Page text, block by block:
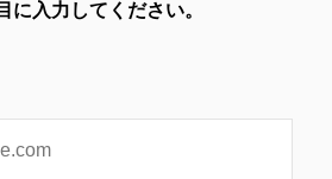
に入力してください。